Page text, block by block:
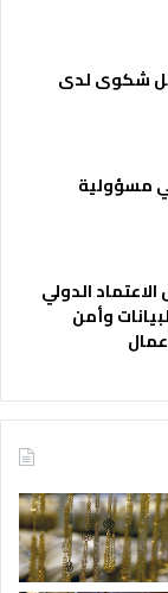
شكوى لدى
مسؤولية
الدولي
وأمن